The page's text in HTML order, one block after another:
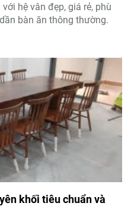
hệ vân đẹp, giá rẻ, phù
bàn ăn thông thường.
khối tiêu chuẩn và